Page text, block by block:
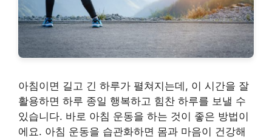
아침이면 길고 긴 하루가 펼쳐지는데, 이 시간을 잘
활용하면 하루 종일 행복하고 힘찬 하루를 보낼 수
있습니다. 바로 아침 운동을 하는 것이 좋은 방법이
에요. 아침 운동을 습관화하면 몸과 마음이 건강해